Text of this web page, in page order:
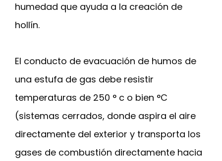
humedad que ayuda a la creación de
hollín.
El conducto de evacuación de humos de
una estufa de gas debe resistir
temperaturas de 250 ° c o bien °C
(sistemas cerrados, donde aspira el aire
directamente del exterior y transporta los
gases de combustión directamente hacia